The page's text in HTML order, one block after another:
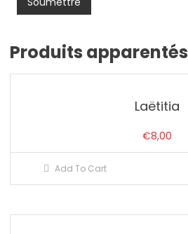
Produits apparentés
Laëtitia
€8,00
Add To Cart